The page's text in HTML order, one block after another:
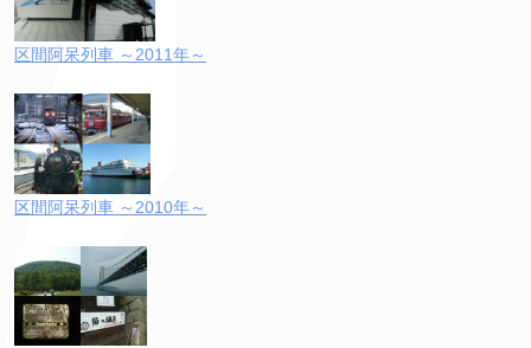
区間阿呆列車 ～2011年～
区間阿呆列車 ～2010年～